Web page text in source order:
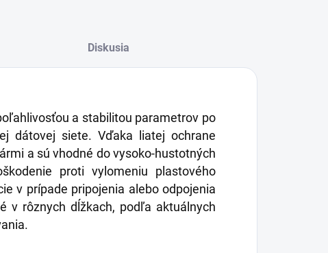
Diskusia
a stabilitou parametrov po
dátovej siete. Vďaka liatej ochrane
a sú vhodné do vysoko-hustotných
proti vylomeniu plastového
v prípade pripojenia alebo odpojenia
v rôznych dĺžkach, podľa aktuálnych